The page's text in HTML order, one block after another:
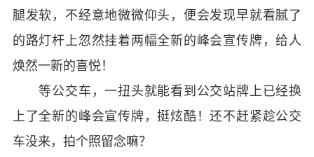
腿发软，不经意地微微仰头，便会发现早就看腻了
的路灯杆上忽然挂着两幅全新的峰会宣传牌，给人
焕然一新的喜悦！
等公交车，一扭头就能看到公交站牌上已经换
上了全新的峰会宣传牌，挺炫酷！还不赶紧趁公交
车没来，拍个照留念嘛？